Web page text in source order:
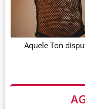
Aquele Ton